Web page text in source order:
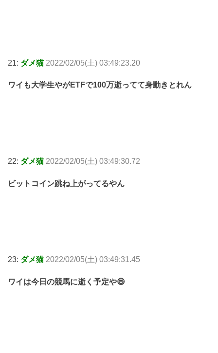
21: ダメ猫 2022/02/05(土) 03:49:23.20
ワイも大学生やがETFで100万逝ってて身動きとれん
22: ダメ猫 2022/02/05(土) 03:49:30.72
ビットコイン跳ね上がってるやん
23: ダメ猫 2022/02/05(土) 03:49:31.45
ワイは今日の競馬に逝く予定や😄